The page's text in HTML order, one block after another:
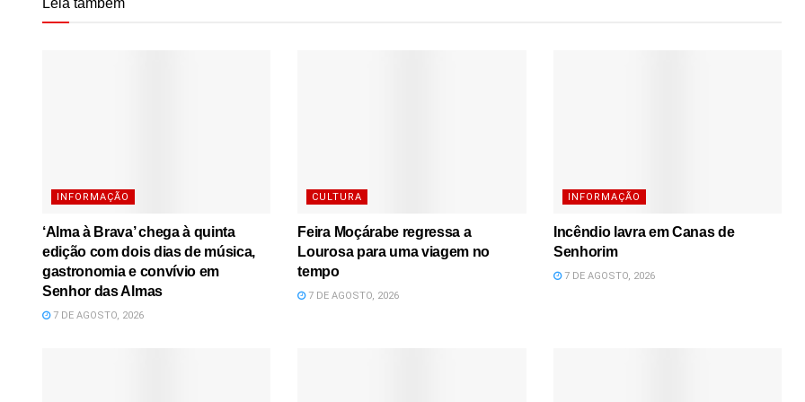
Leia também
INFORMAÇÃO
‘Alma à Brava’ chega à quinta
edição com dois dias de música,
gastronomia e convívio em
Senhor das Almas
7 DE AGOSTO, 2026
CULTURA
Feira Moçárabe regressa a
Lourosa para uma viagem no
tempo
7 DE AGOSTO, 2026
INFORMAÇÃO
Incêndio lavra em Canas de
Senhorim
7 DE AGOSTO, 2026